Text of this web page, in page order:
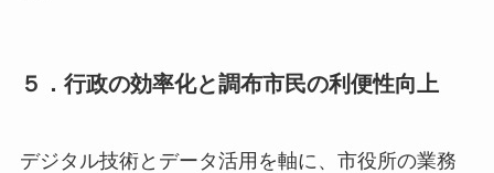
５．行政の効率化と調布市民の利便性向上
デジタル技術とデータ活用を軸に、市役所の業務